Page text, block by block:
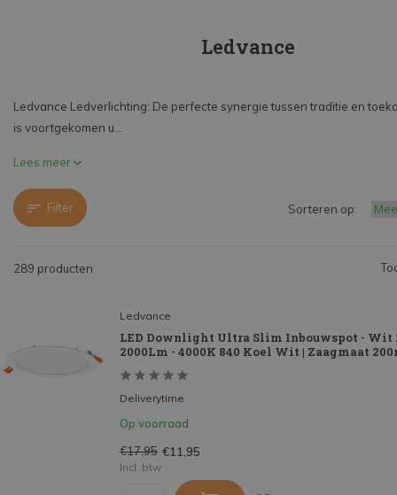
Ledvance
Ledvance Ledverlichting: De perfecte synergie tussen traditie en
is voortgekomen u...
Lees meer
Filter
289 producten
Sorteren op:
Ledvance
LED Downlight Ultra Slim Inbouwspot - Wit
2000Lm - 4000K 840 Koel Wit | Zaagmaat
Deliverytime
Op voorraad
€17,95 €11,95
Incl. btw